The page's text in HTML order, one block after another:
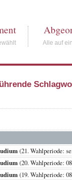
Alle auf
(21.
(20. Wahlperiode:
(19. Wahlperiode: